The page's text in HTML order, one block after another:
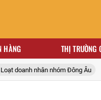
HÀNG THỊ TRƯỜNG
doanh nhân nhóm Đông Âu